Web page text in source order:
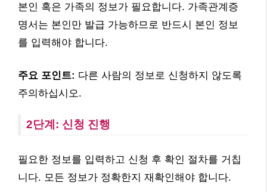
본인 혹은 가족의 정보가 필요합니다. 가족관계증
명서는 본인만 발급 가능하므로 반드시 본인 정보
를 입력해야 합니다.
주요 포인트: 다른 사람의 정보로 신청하지 않도록
주의하십시오.
2단계: 신청 진행
필요한 정보를 입력하고 신청 후 확인 절차를 거칩
니다. 모든 정보가 정확한지 재확인해야 합니다.